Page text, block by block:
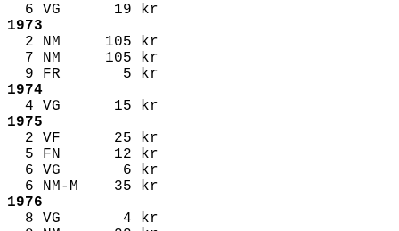
6 VG 19 kr
1973
2 NM 105 kr
7 NM 105 kr
9 FR 5 kr
1974
4 VG 15 kr
1975
2 VF 25 kr
5 FN 12 kr
6 VG 6 kr
6 NM-M 35 kr
1976
8 VG 4 kr